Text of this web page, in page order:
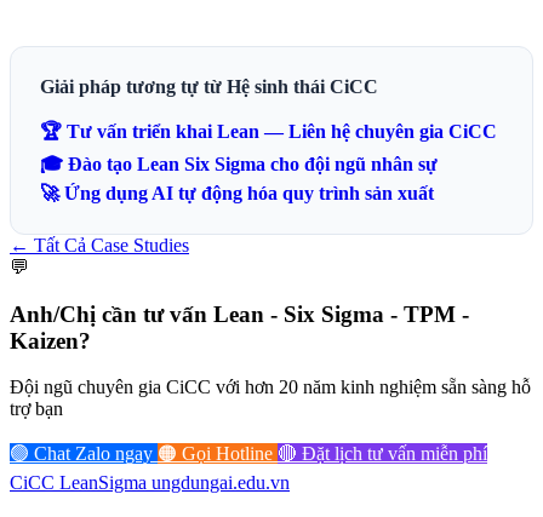
Giải pháp tương tự từ Hệ sinh thái CiCC
🏆 Tư vấn triển khai Lean — Liên hệ chuyên gia CiCC
🎓 Đào tạo Lean Six Sigma cho đội ngũ nhân sự
🚀 Ứng dụng AI tự động hóa quy trình sản xuất
← Tất Cả Case Studies
💬
Anh/Chị cần tư vấn Lean - Six Sigma - TPM -
Kaizen?
Đội ngũ chuyên gia CiCC với hơn 20 năm kinh nghiệm sẵn sàng hỗ
trợ bạn
🟢 Chat Zalo ngay 🟠 Gọi Hotline 🔴 Đặt lịch tư vấn miễn phí
CiCC LeanSigma ungdungai.edu.vn